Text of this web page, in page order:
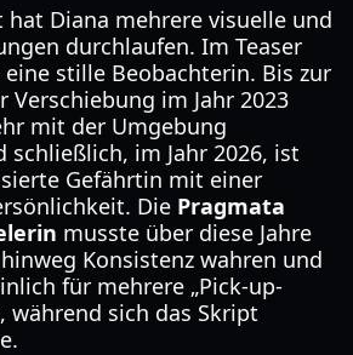
hat Diana mehrere visuelle und
durchlaufen. Im Teaser
eine stille Beobachterin. Bis zur
im Jahr 2023
mit der Umgebung
schließlich, im Jahr 2026, ist
Gefährtin mit einer
Die Pragmata
musste über diese Jahre
Konsistenz wahren und
für mehrere „Pick-up-
während sich das Skript